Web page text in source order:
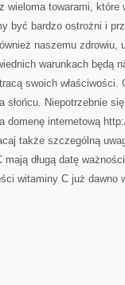
towarami, które
być bardzo ostrożni i
naszemu zdrowiu,
warunkach będą
swoich właściwości.
Niepotrzebnie
domenę internetową
także szczególną
długą datę
witaminy C już dawno